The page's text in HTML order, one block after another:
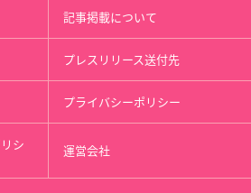
記事掲載について
プレスリリース送付先
プライバシーポリシー
シ 運営会社